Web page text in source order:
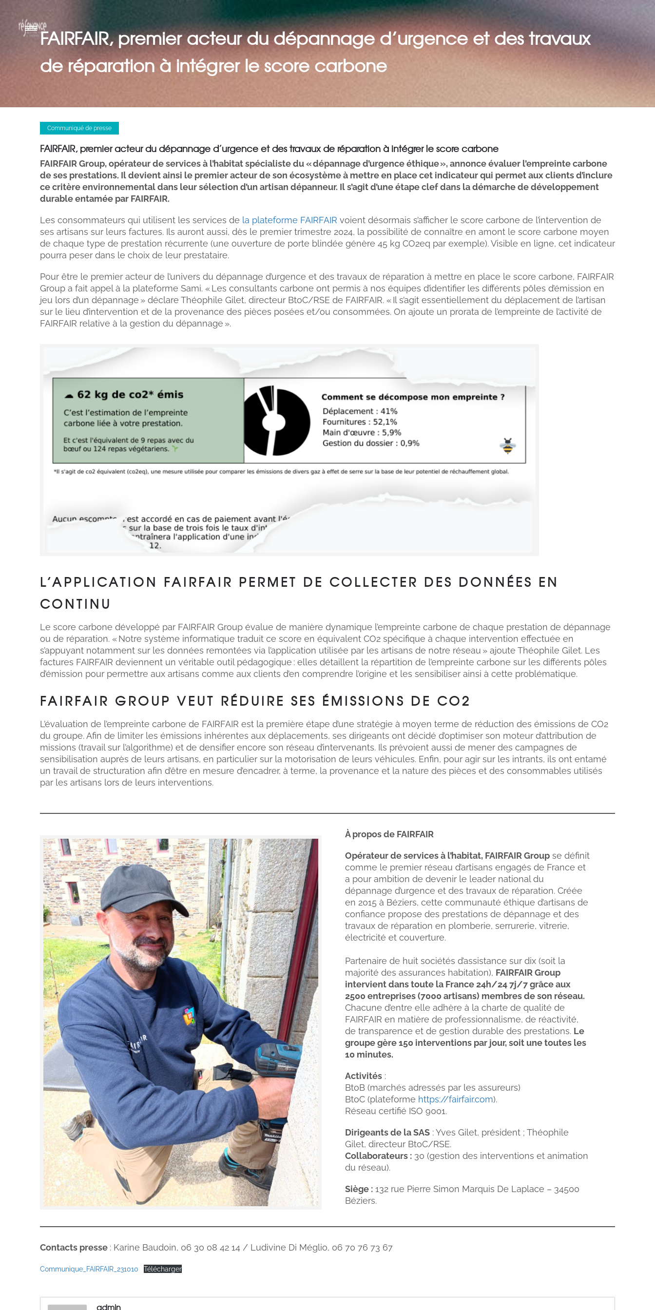
FAIRFAIR, premier acteur du dépannage d’urgence et des travaux
de réparation à intégrer le score carbone
Communiqué de presse
FAIRFAIR, premier acteur du dépannage d’urgence et des travaux de réparation à intégrer le score carbone
FAIRFAIR Group, opérateur de services à l’habitat spécialiste du « dépannage d’urgence éthique », annonce évaluer l’empreinte carbone
de ses prestations. Il devient ainsi le premier acteur de son écosystème à mettre en place cet indicateur qui permet aux clients d’inclure
ce critère environnemental dans leur sélection d’un artisan dépanneur. Il s’agit d’une étape clef dans la démarche de développement
durable entamée par FAIRFAIR.
Les consommateurs qui utilisent les services de la plateforme FAIRFAIR voient désormais s’afficher le score carbone de l’intervention de
ses artisans sur leurs factures. Ils auront aussi, dès le premier trimestre 2024, la possibilité de connaître en amont le score carbone moyen
de chaque type de prestation récurrente (une ouverture de porte blindée génère 45 kg CO2eq par exemple). Visible en ligne, cet indicateur
pourra peser dans le choix de leur prestataire.
Pour être le premier acteur de l’univers du dépannage d’urgence et des travaux de réparation à mettre en place le score carbone, FAIRFAIR
Group a fait appel à la plateforme Sami. « Les consultants carbone ont permis à nos équipes d’identifier les différents pôles d’émission en
jeu lors d’un dépannage » déclare Théophile Gilet, directeur BtoC/RSE de FAIRFAIR. « Il s’agit essentiellement du déplacement de l’artisan
sur le lieu d’intervention et de la provenance des pièces posées et/ou consommées. On ajoute un prorata de l’empreinte de l’activité de
FAIRFAIR relative à la gestion du dépannage ».
L’APPLICATION FAIRFAIR PERMET DE COLLECTER DES DONNÉES EN
CONTINU
Le score carbone développé par FAIRFAIR Group évalue de manière dynamique l’empreinte carbone de chaque prestation de dépannage
ou de réparation. « Notre système informatique traduit ce score en équivalent CO2 spécifique à chaque intervention effectuée en
s’appuyant notamment sur les données remontées via l’application utilisée par les artisans de notre réseau » ajoute Théophile Gilet. Les
factures FAIRFAIR deviennent un véritable outil pédagogique : elles détaillent la répartition de l’empreinte carbone sur les différents pôles
d’émission pour permettre aux artisans comme aux clients d’en comprendre l’origine et les sensibiliser ainsi à cette problématique.
FAIRFAIR GROUP VEUT RÉDUIRE SES ÉMISSIONS DE CO2
L’évaluation de l’empreinte carbone de FAIRFAIR est la première étape d’une stratégie à moyen terme de réduction des émissions de CO2
du groupe. Afin de limiter les émissions inhérentes aux déplacements, ses dirigeants ont décidé d’optimiser son moteur d’attribution de
missions (travail sur l’algorithme) et de densifier encore son réseau d’intervenants. Ils prévoient aussi de mener des campagnes de
sensibilisation auprès de leurs artisans, en particulier sur la motorisation de leurs véhicules. Enfin, pour agir sur les intrants, ils ont entamé
un travail de structuration afin d’être en mesure d’encadrer, à terme, la provenance et la nature des pièces et des consommables utilisés
par les artisans lors de leurs interventions.
À propos de FAIRFAIR
Opérateur de services à l’habitat, FAIRFAIR Group se définit
comme le premier réseau d’artisans engagés de France et
a pour ambition de devenir le leader national du
dépannage d’urgence et des travaux de réparation. Créée
en 2015 à Béziers, cette communauté éthique d’artisans de
confiance propose des prestations de dépannage et des
travaux de réparation en plomberie, serrurerie, vitrerie,
électricité et couverture.
Partenaire de huit sociétés d’assistance sur dix (soit la
majorité des assurances habitation), FAIRFAIR Group
intervient dans toute la France 24h/24 7j/7 grâce aux
2500 entreprises (7000 artisans) membres de son réseau.
Chacune d’entre elle adhère à la charte de qualité de
FAIRFAIR en matière de professionnalisme, de réactivité,
de transparence et de gestion durable des prestations. Le
groupe gère 150 interventions par jour, soit une toutes les
10 minutes.
Activités :
BtoB (marchés adressés par les assureurs)
BtoC (plateforme https://fairfair.com).
Réseau certifié ISO 9001.
Dirigeants de la SAS : Yves Gilet, président ; Théophile
Gilet, directeur BtoC/RSE.
Collaborateurs : 30 (gestion des interventions et animation
du réseau).
Siège : 132 rue Pierre Simon Marquis De Laplace – 34500
Béziers.
Contacts presse : Karine Baudoin, 06 30 08 42 14 / Ludivine Di Méglio, 06 70 76 73 67
Communique_FAIRFAIR_231010 Télécharger
admin